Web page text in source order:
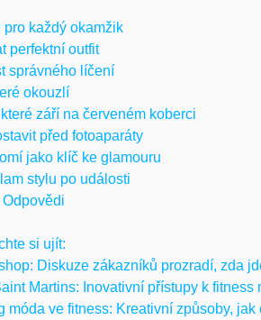
pro každý okamžik
perfektní outfit
správného líčení
okouzlí
září na červeném koberci
před fotoaparáty
jako klíč ke glamouru
stylu po události
si ujít:
Diskuze zákazníků prozradí, zda
Martins: Inovativní přístupy k fitness
móda ve fitness: Kreativní způsoby,